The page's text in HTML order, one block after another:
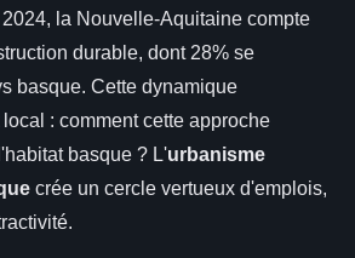
la Nouvelle-Aquitaine compte
durable, dont 28% se
basque. Cette dynamique
: comment cette approche
basque ? L'urbanisme
crée un cercle vertueux d'emplois,